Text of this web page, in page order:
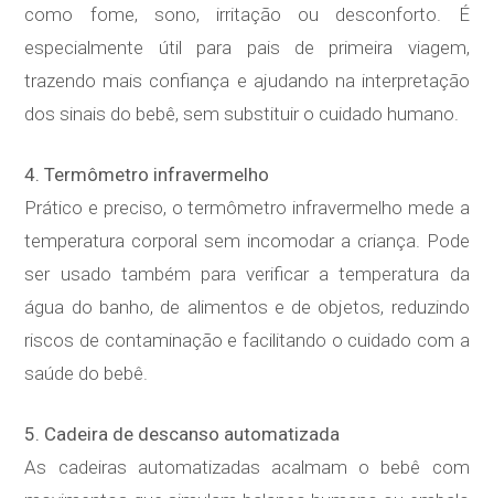
como fome, sono, irritação ou desconforto. É
especialmente útil para pais de primeira viagem,
trazendo mais confiança e ajudando na interpretação
dos sinais do bebê, sem substituir o cuidado humano.
4. Termômetro infravermelho
Prático e preciso, o termômetro infravermelho mede a
temperatura corporal sem incomodar a criança. Pode
ser usado também para verificar a temperatura da
água do banho, de alimentos e de objetos, reduzindo
riscos de contaminação e facilitando o cuidado com a
saúde do bebê.
5. Cadeira de descanso automatizada
As cadeiras automatizadas acalmam o bebê com